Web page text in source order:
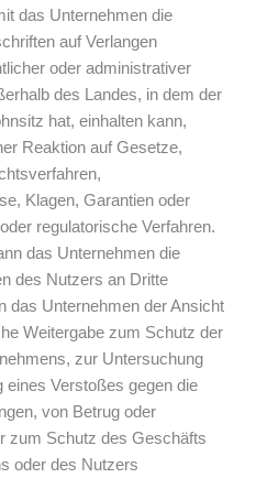
das Unternehmen die
auf Verlangen
oder administrativer
des Landes, in dem der
hat, einhalten kann,
Reaktion auf Gesetze,
Klagen, Garantien oder
regulatorische Verfahren.
das Unternehmen die
des Nutzers an Dritte
das Unternehmen der Ansicht
Weitergabe zum Schutz der
zur Untersuchung
eines Verstoßes gegen die
von Betrug oder
zum Schutz des Geschäfts
oder des Nutzers